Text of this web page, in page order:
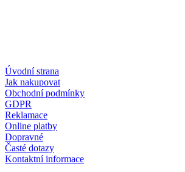
Úvodní strana
Jak nakupovat
Obchodní podmínky
GDPR
Reklamace
Online platby
Dopravné
Časté dotazy
Kontaktní informace